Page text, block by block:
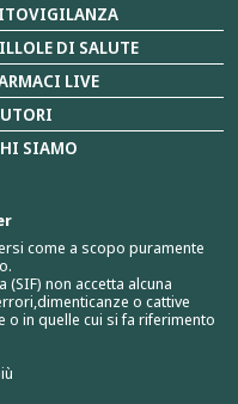
come a scopo puramente
non accetta alcuna
o cattive
in quelle cui si fa riferimento
DI SALUTE
LIVE
SIAMO